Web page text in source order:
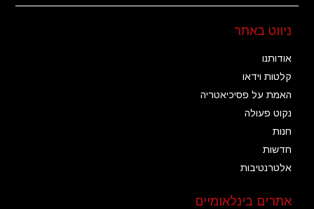
ניווט באתר
אודותנו
קלטות וידאו
האמת על פסיכיאטריה
נקוט פעולה
חנות
חדשות
אלטרנטיבות
אתרים בינלאומיים